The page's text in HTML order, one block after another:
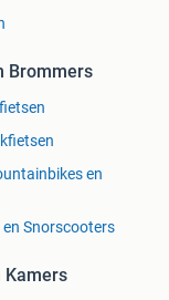
Brommers
en
Snorscooters
Kamers